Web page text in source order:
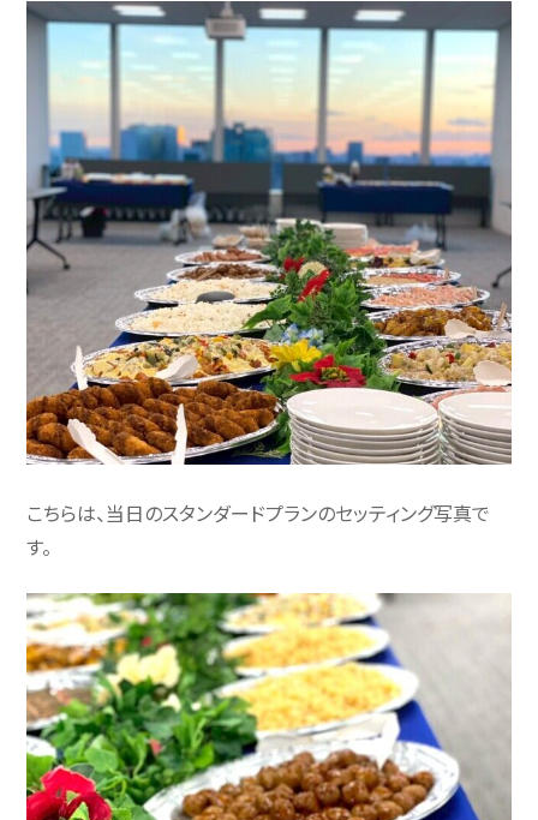
こちらは、当日のスタンダードプランのセッティング写真で
す。